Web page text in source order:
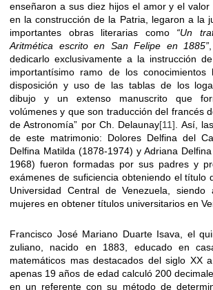
enseñaron a sus diez hijos el amor y el valor
en la construcción de la Patria, legaron a la
importantes obras literarias como “Un
Aritmética escrito en San Felipe en 1885”
dedicarlo exclusivamente a la instrucción
importantísimo ramo de los conocimientos
disposición y uso de las tablas de los
dibujo y un extenso manuscrito que
volúmenes y que son traducción del francés
de Astronomía” por Ch. Delaunay[11]. Así,
de este matrimonio: Dolores Delfina del
Delfina Matilda (1878-1974) y Adriana
1968) fueron formadas por sus padres y
exámenes de suficiencia obteniendo el título
Universidad Central de Venezuela,
mujeres en obtener títulos universitarios en
Francisco José Mariano Duarte Isava, el
zuliano, nacido en 1883, educado en
matemáticos mas destacados del siglo XX
apenas 19 años de edad calculó 200
en un referente con su método de